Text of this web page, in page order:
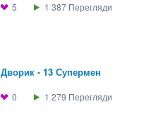
5 1 387 Перегляди
Дворик - 13 Супермен
0 1 279 Перегляди